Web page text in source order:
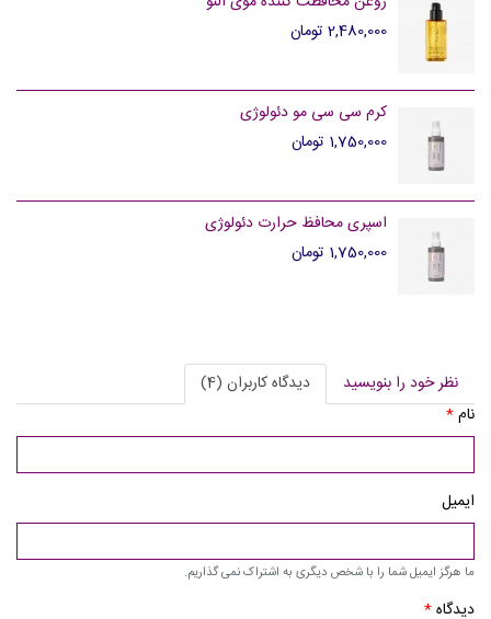
2,480,000 تومان
کرم سی سی مو دئولوژی
1,750,000 تومان
اسپری محافظ حرارت دئولوژی
1,750,000 تومان
نظر خود را بنویسید
دیدگاه کاربران (4)
نام*
ایمیل
ما هرگز ایمیل شما را با شخص دیگری به اشتراک نمی گذاریم.
دیدگاه*